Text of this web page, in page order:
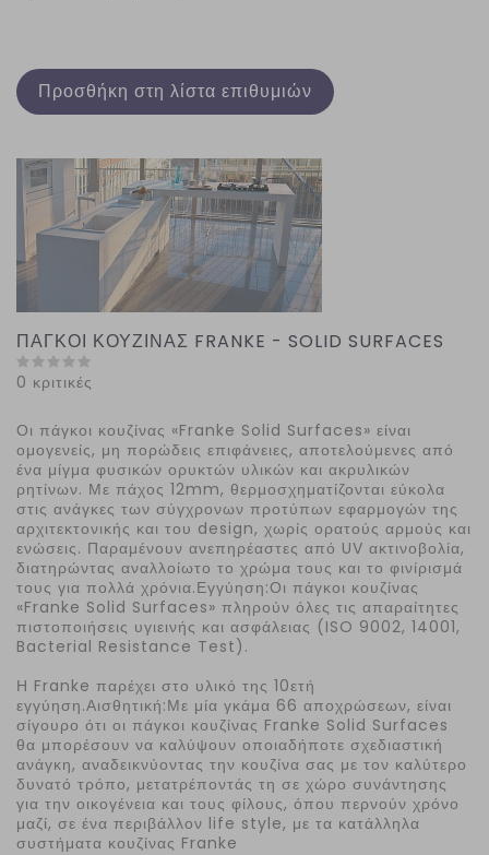
Προσθήκη στη λίστα επιθυμιών
ΠΑΓΚΟΙ ΚΟΥΖΙΝΑΣ FRANKE - SOLID SURFACES
0 κριτικές
Οι πάγκοι κουζίνας «Franke Solid Surfaces» είναι
ομογενείς, μη πορώδεις επιφάνειες, αποτελούμενες από
ένα μίγμα φυσικών ορυκτών υλικών και ακρυλικών
ρητίνων. Με πάχος 12mm, θερμοσχηματίζονται εύκολα
στις ανάγκες των σύγχρονων προτύπων εφαρμογών της
αρχιτεκτονικής και του design, χωρίς ορατούς αρμούς και
ενώσεις. Παραμένουν ανεπηρέαστες από UV ακτινοβολία,
διατηρώντας αναλλοίωτο το χρώμα τους και το φινίρισμά
τους για πολλά χρόνια.Εγγύηση:Οι πάγκοι κουζίνας
«Franke Solid Surfaces» πληρούν όλες τις απαραίτητες
πιστοποιήσεις υγιεινής και ασφάλειας (ISO 9002, 14001,
Bacterial Resistance Test).
Η Franke παρέχει στο υλικό της 10ετή
εγγύηση.Αισθητική:Με μία γκάμα 66 αποχρώσεων, είναι
σίγουρο ότι οι πάγκοι κουζίνας Franke Solid Surfaces
θα μπορέσουν να καλύψουν οποιαδήποτε σχεδιαστική
ανάγκη, αναδεικνύοντας την κουζίνα σας με τον καλύτερο
δυνατό τρόπο, μετατρέποντάς τη σε χώρο συνάντησης
για την οικογένεια και τους φίλους, όπου περνούν χρόνο
μαζί, σε ένα περιβάλλον life style, με τα κατάλληλα
συστήματα κουζίνας Franke